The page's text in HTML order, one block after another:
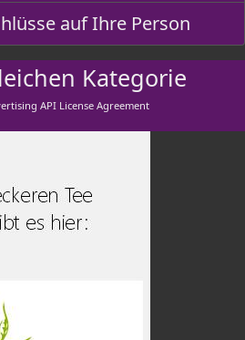
auf Ihre Person
Kategorie
API License Agreement